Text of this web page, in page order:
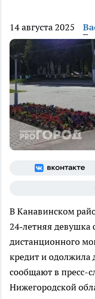
14 августа 2025
В Канавинском
24‑летняя девушка
дистанционного
кредит и одолжила
сообщают в пресс-
Нижегородской